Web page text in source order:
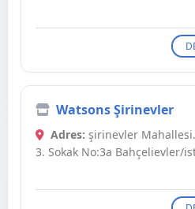
Watsons Şirinevler
Adres: şirinevler
3. Sokak No:3a Bahçelievler/